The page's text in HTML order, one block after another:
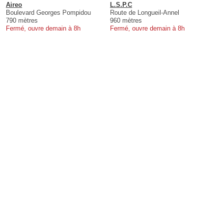
Aireo
Boulevard Georges Pompidou
790 mètres
Fermé, ouvre demain à 8h
L.S.P.C
Route de Longueil-Annel
960 mètres
Fermé, ouvre demain à 8h